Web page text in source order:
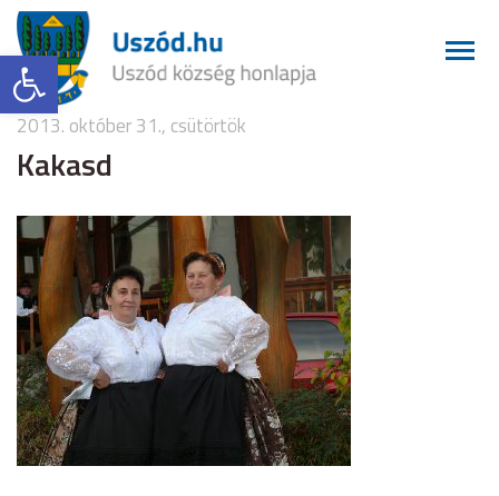
Eszköztár megnyitása
2013. október 31., csütörtök
Kakasd